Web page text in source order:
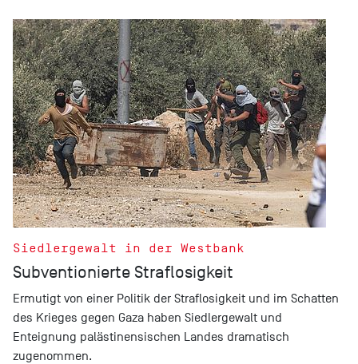
Siedlergewalt in der Westbank
Subventionierte Straflosigkeit
Ermutigt von einer Politik der Straflosigkeit und im Schatten
des Krieges gegen Gaza haben Siedlergewalt und
Enteignung palästinensischen Landes dramatisch
zugenommen.